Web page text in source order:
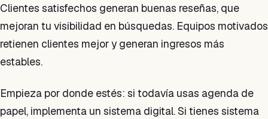
Clientes satisfechos generan buenas reseñas, que
mejoran tu visibilidad en búsquedas. Equipos motivados
retienen clientes mejor y generan ingresos más
estables.
Empieza por donde estés: si todavía usas agenda de
papel, implementa un sistema digital. Si tienes sistema